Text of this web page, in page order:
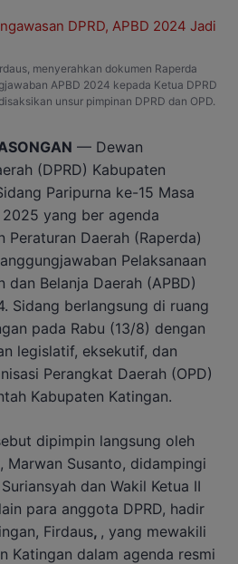
menyerahkan dokumen Raperda
APBD 2024 kepada Ketua DPRD
unsur pimpinan DPRD dan OPD.
— Dewan
(DPRD) Kabupaten
Paripurna ke-15 Masa
2025 yang ber agenda
Peraturan Daerah (Raperda)
Pelaksanaan
dan Belanja Daerah (APBD)
Sidang berlangsung di ruang
pada Rabu (13/8) dengan
legislatif, eksekutif, dan
Perangkat Daerah (OPD)
Kabupaten Katingan.
dipimpin langsung oleh
Marwan Susanto, didampingi
dan Wakil Ketua II
para anggota DPRD, hadir
Firdaus, , yang mewakili
Katingan dalam agenda resmi